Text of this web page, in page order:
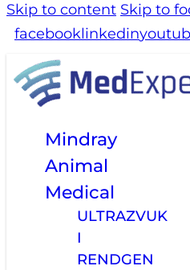
Skip to content Skip to
facebooklinkedin
Mindray
Animal
Medical
ULTRAZVUK
I
RENDGEN